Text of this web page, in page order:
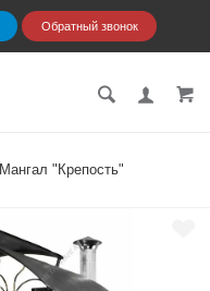
Обратный звонок
Мангал "Крепость"